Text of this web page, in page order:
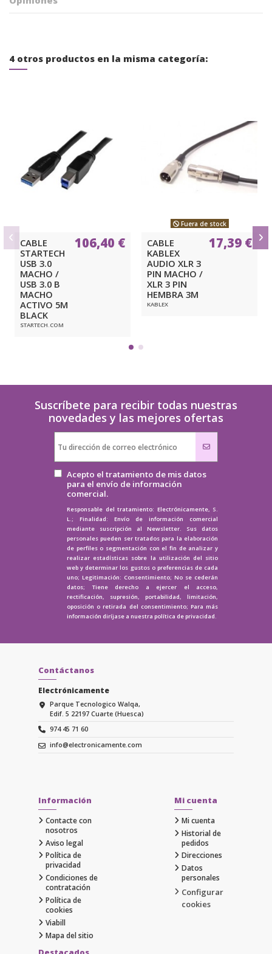
4 otros productos en la misma categoría:
CABLE
STARTECH
USB 3.0
MACHO /
USB 3.0 B
MACHO
ACTIVO 5M
BLACK
STARTECH.COM
106,40 €
Fuera de stock
CABLE
KABLEX
AUDIO XLR 3
PIN MACHO /
XLR 3 PIN
HEMBRA 3M
KABLEX
17,39 €
Suscríbete para recibir todas nuestras
novedades y las mejores ofertas
Acepto el tratamiento de mis datos
para el envío de información
comercial.
Responsable del tratamiento: Electrónicamente, S.
L.; Finalidad: Envío de información comercial
mediante suscripción al Newsletter. Sus datos
personales pueden ser tratados para la elaboración
de perfiles o segmentación con el fin de analizar y
realizar estadísticas sobre la utilización del sitio
web y determinar los gustos o preferencias de cada
uno; Legitimación: Consentimiento; No se cederán
datos; Tiene derecho a ejercer el acceso,
rectificación, supresión, portabilidad, limitación,
oposición o retirada del consentimiento; Para más
información diríjase a nuestra política de privacidad.
Contáctanos
Electrónicamente
Parque Tecnologico Walqa,
Edif. 5 22197 Cuarte (Huesca)
974 45 71 60
info@electronicamente.com
Información
Contacte con
nosotros
Aviso legal
Política de
privacidad
Condiciones de
contratación
Política de
cookies
Viabill
Mapa del sitio
Mi cuenta
Mi cuenta
Historial de
pedidos
Direcciones
Datos
personales
Configurar
cookies